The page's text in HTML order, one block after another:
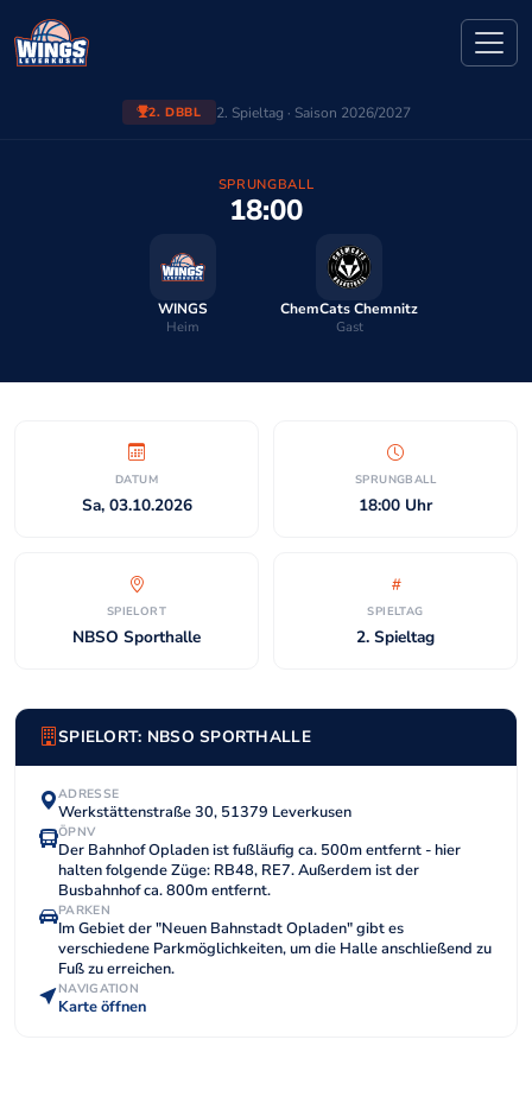
2. DBBL 2. Spieltag · Saison 2026/2027
WINGS
Heim
SPRUNGBALL
18:00
ChemCats Chemnitz
Gast
DATUM
Sa, 03.10.2026
SPRUNGBALL
18:00 Uhr
SPIELORT
NBSO Sporthalle
SPIELTAG
2. Spieltag
SPIELORT: NBSO SPORTHALLE
ADRESSE
Werkstättenstraße 30, 51379 Leverkusen
ÖPNV
Der Bahnhof Opladen ist fußläufig ca. 500m entfernt - hier
halten folgende Züge: RB48, RE7. Außerdem ist der
Busbahnhof ca. 800m entfernt.
PARKEN
Im Gebiet der "Neuen Bahnstadt Opladen" gibt es
verschiedene Parkmöglichkeiten, um die Halle anschließend zu
Fuß zu erreichen.
NAVIGATION
Karte öffnen